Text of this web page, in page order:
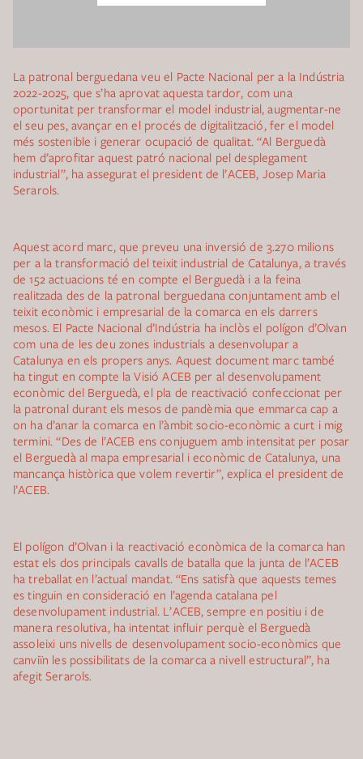
La patronal berguedana veu el Pacte Nacional per a la Indústria
2022-2025, que s’ha aprovat aquesta tardor, com una
oportunitat per transformar el model industrial, augmentar-ne
el seu pes, avançar en el procés de digitalització, fer el model
més sostenible i generar ocupació de qualitat. “Al Berguedà
hem d’aprofitar aquest patró nacional pel desplegament
industrial”, ha assegurat el president de l’ACEB, Josep Maria
Serarols.
Aquest acord marc, que preveu una inversió de 3.270 milions
per a la transformació del teixit industrial de Catalunya, a través
de 152 actuacions té en compte el Berguedà i a la feina
realitzada des de la patronal berguedana conjuntament amb el
teixit econòmic i empresarial de la comarca en els darrers
mesos. El Pacte Nacional d’Indústria ha inclòs el polígon d’Olvan
com una de les deu zones industrials a desenvolupar a
Catalunya en els propers anys. Aquest document marc també
ha tingut en compte la Visió ACEB per al desenvolupament
econòmic del Berguedà, el pla de reactivació confeccionat per
la patronal durant els mesos de pandèmia que emmarca cap a
on ha d’anar la comarca en l’àmbit socio-econòmic a curt i mig
termini. “Des de l’ACEB ens conjuguem amb intensitat per posar
el Berguedà al mapa empresarial i econòmic de Catalunya, una
mancança històrica que volem revertir”, explica el president de
l’ACEB.
El polígon d’Olvan i la reactivació econòmica de la comarca han
estat els dos principals cavalls de batalla que la junta de l’ACEB
ha treballat en l’actual mandat. “Ens satisfà que aquests temes
es tinguin en consideració en l’agenda catalana pel
desenvolupament industrial. L’ACEB, sempre en positiu i de
manera resolutiva, ha intentat influir perquè el Berguedà
assoleixi uns nivells de desenvolupament socio-econòmics que
canviïn les possibilitats de la comarca a nivell estructural”, ha
afegit Serarols.